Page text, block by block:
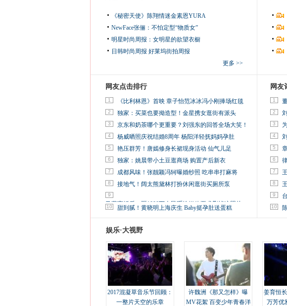
《秘密天使》陈翔情迷金素恩YURA
NewFace张俪：不怕定型“物质女”
明星时尚周报：女明星的欲望衣橱
日韩时尚周报 好莱坞街拍周报
更多 >>
网友点击排行
1 《比利林恩》首映 章子怡范冰冰冯小刚捧场红毯
2 独家：买菜也要拗造型！金星携女逛街有派头
3 京东和奶茶哪个更重要？刘强东的回答全场大笑！
4 杨威晒照庆祝结婚8周年 杨阳洋轻抚妈妈孕肚
5 艳压群芳！唐嫣修身长裙现身活动 仙气儿足
6 独家：姚晨带小土豆逛商场 购置产后新衣
7 成都风味！张靓颖冯轲曝婚纱照 吃串串打麻将
8 接地气！阔太熊黛林打扮休闲逛街买厕所泵
9
马蓉离婚后，砸1000万人民币给媒体要求删掉这照片
10 甜到腻！黄晓明上海庆生 Baby挺孕肚送蛋糕
网友
1
2
3
4
5
6
7
8
9
10
娱乐·大视野
2017混凝草音乐节回顾：
一整片天空的乐章
许魏洲《那又怎样》曝
MV花絮 百变少年青春洋
姜育恒
万芳优